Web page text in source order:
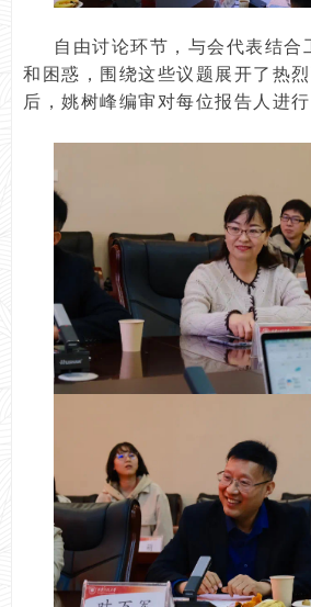
自由讨论环节，与会代表结合
和困惑，围绕这些议题展开了热
后，姚树峰编审对每位报告人进行